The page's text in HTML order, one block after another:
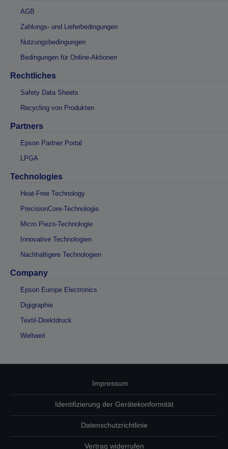
AGB
Zahlungs- und Lieferbedingungen
Nutzungsbedingungen
Bedingungen für Online-Aktionen
Rechtliches
Safety Data Sheets
Recycling von Produkten
Partners
Epson Partner Portal
LPGA
Technologies
Heat-Free Technology
PrecisionCore-Technologie
Micro Piezo-Technologie
Innovative Technologien
Nachhaltigere Technologien
Company
Epson Europe Electronics
Digigraphie
Textil-Direktdruck
Weltweit
Impressum
Identifizierung der Gerätekonformität
Datenschutzrichtlinie
Vertrag widerrufen